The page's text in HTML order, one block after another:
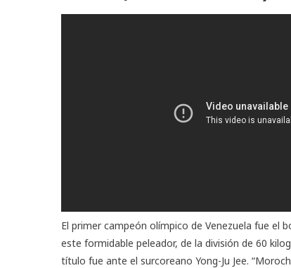
El primer campeón olímpico de Venezuela fue el
este formidable peleador, de la división de 60
título fue ante el surcoreano Yong-Ju Jee.